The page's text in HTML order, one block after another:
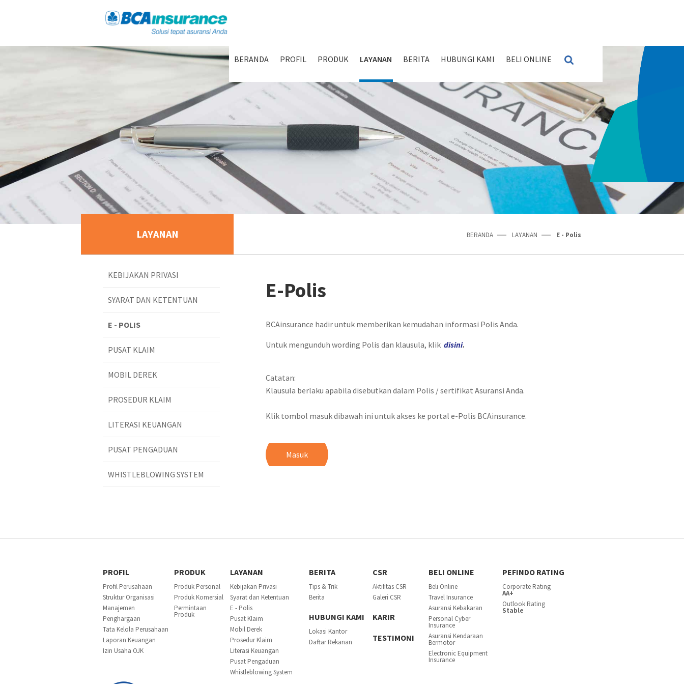
BERANDA PROFIL PRODUK LAYANAN BERITA HUBUNGI KAMI BELI ONLINE
LAYANAN BERANDA LAYANAN E - Polis
KEBIJAKAN PRIVASI
SYARAT DAN KETENTUAN
E - POLIS
PUSAT KLAIM
MOBIL DEREK
PROSEDUR KLAIM
LITERASI KEUANGAN
PUSAT PENGADUAN
WHISTLEBLOWING SYSTEM
E-Polis
BCAinsurance hadir untuk memberikan kemudahan informasi Polis Anda.
Untuk mengunduh wording Polis dan klausula, klik disini.
Catatan:
Klausula berlaku apabila disebutkan dalam Polis / sertifikat Asuransi Anda.
Klik tombol masuk dibawah ini untuk akses ke portal e-Polis BCAinsurance.
Masuk
PROFIL
Profil Perusahaan
Struktur Organisasi
Manajemen
Penghargaan
Tata Kelola Perusahaan
Laporan Keuangan
Izin Usaha OJK
PRODUK
Produk Personal
Produk Komersial
Permintaan
Produk
LAYANAN
Kebijakan Privasi
Syarat dan Ketentuan
E - Polis
Pusat Klaim
Mobil Derek
Prosedur Klaim
Literasi Keuangan
Pusat Pengaduan
Whistleblowing System
BERITA
Tips & Trik
Berita
HUBUNGI KAMI
Lokasi Kantor
Daftar Rekanan
CSR
Aktifitas CSR
Galeri CSR
KARIR
TESTIMONI
BELI ONLINE
Beli Online
Travel Insurance
Asuransi Kebakaran
Personal Cyber
Insurance
Asuransi Kendaraan
Bermotor
Electronic Equipment
Insurance
PEFINDO RATING
Corporate Rating
AA+
Outlook Rating
Stable